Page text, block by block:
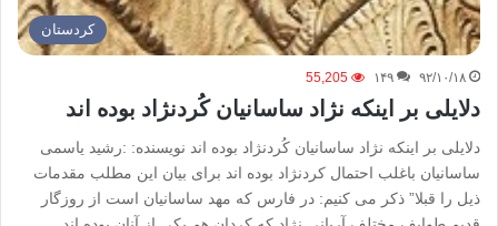
كردستان
۹۲/۱۰/۱۸ ۱۴۹ 55,205
دلایلی بر اینکه نژاد ساسانیان کُردنژاد بوده اند
دلایلی بر اینکه نژاد ساسانیان کُردنژاد بوده اند نویسنده: :رشید یاسمی
ساسانیان باغلب احتمال کردنژاد بوده اند برای بیان این مطلب مقدمات
ذیل را قبلا” ذکر می کنیم: در فارس که مهد ساسانیان است از روزگار